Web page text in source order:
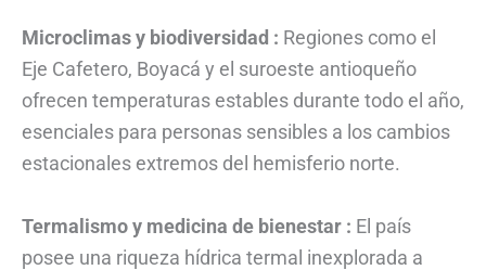
Microclimas y biodiversidad : Regiones como el
Eje Cafetero, Boyacá y el suroeste antioqueño
ofrecen temperaturas estables durante todo el año,
esenciales para personas sensibles a los cambios
estacionales extremos del hemisferio norte.
Termalismo y medicina de bienestar : El país
posee una riqueza hídrica termal inexplorada a